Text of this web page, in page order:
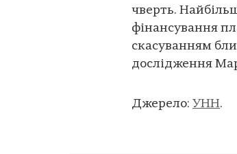
чверть.
фінансування
скасуванням
дослідження
Джерело: УНН.